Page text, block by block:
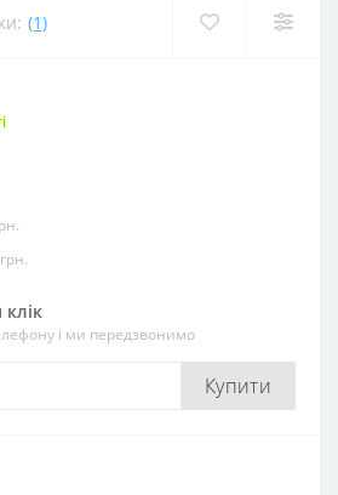
(1)
і ми передзвонимо
Купити